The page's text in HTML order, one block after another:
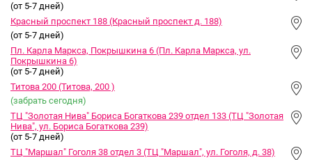
(от 5-7 дней)
Красный проспект 188 (Красный проспект д. 188)
(от 5-7 дней)
Пл. Карла Маркса, Покрышкина 6 (Пл. Карла Маркса, ул.
Покрышкина 6)
(от 5-7 дней)
Титова 200 (Титова, 200 )
(забрать сегодня)
ТЦ "Золотая Нива" Бориса Богаткова 239 отдел 133 (ТЦ "Золотая
Нива", ул. Бориса Богаткова 239)
(от 5-7 дней)
ТЦ "Маршал" Гоголя 38 отдел 3 (ТЦ "Маршал", ул. Гоголя, д. 38)